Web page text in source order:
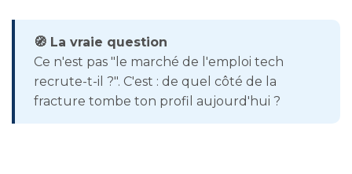
🧭 La vraie question
Ce n'est pas "le marché de l'emploi tech
recrute-t-il ?". C'est : de quel côté de la
fracture tombe ton profil aujourd'hui ?